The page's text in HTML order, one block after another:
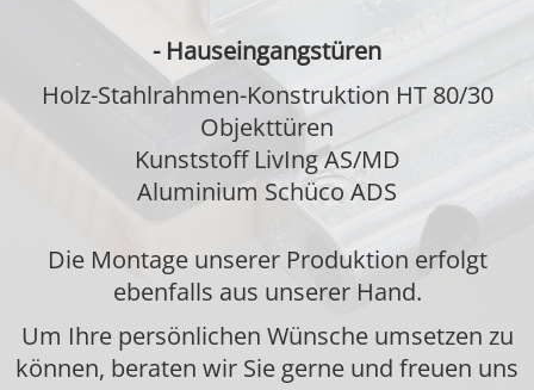
- Hauseingangstüren
Holz-Stahlrahmen-Konstruktion HT 80/30
Objekttüren
Kunststoff LivIng AS/MD
Aluminium Schüco ADS
Die Montage unserer Produktion erfolgt
ebenfalls aus unserer Hand.
Um Ihre persönlichen Wünsche umsetzen zu
können, beraten wir Sie gerne und freuen uns